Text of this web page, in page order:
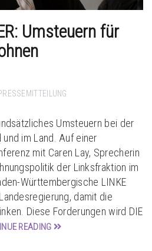
Umsteuern für
Umsteuern bei der
im Land. Auf einer
mit Caren Lay, Sprecherin
der Linksfraktion im
Württembergische LINKE
damit die
Diese Forderungen wird DIE
READING